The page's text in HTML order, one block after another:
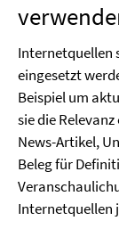
Internetquellen
eingesetzt
Beispiel um
sie die
News-Artikel,
Beleg für
Internetquellen